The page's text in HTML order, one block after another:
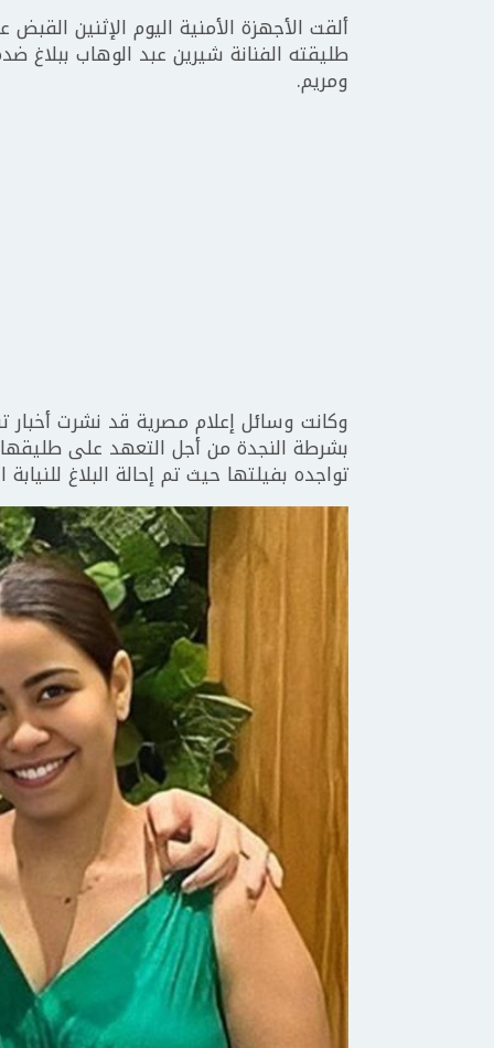
ألقت الأجهزة الأمنية اليوم الإثنين
طليقته الفنانة شيرين عبد الوهاب ببلاغ
ومريم.
وكانت وسائل إعلام مصرية قد نشرت أخبار
بشرطة النجدة من أجل التعهد على
تواجده بفيلتها حيث تم إحالة البلاغ